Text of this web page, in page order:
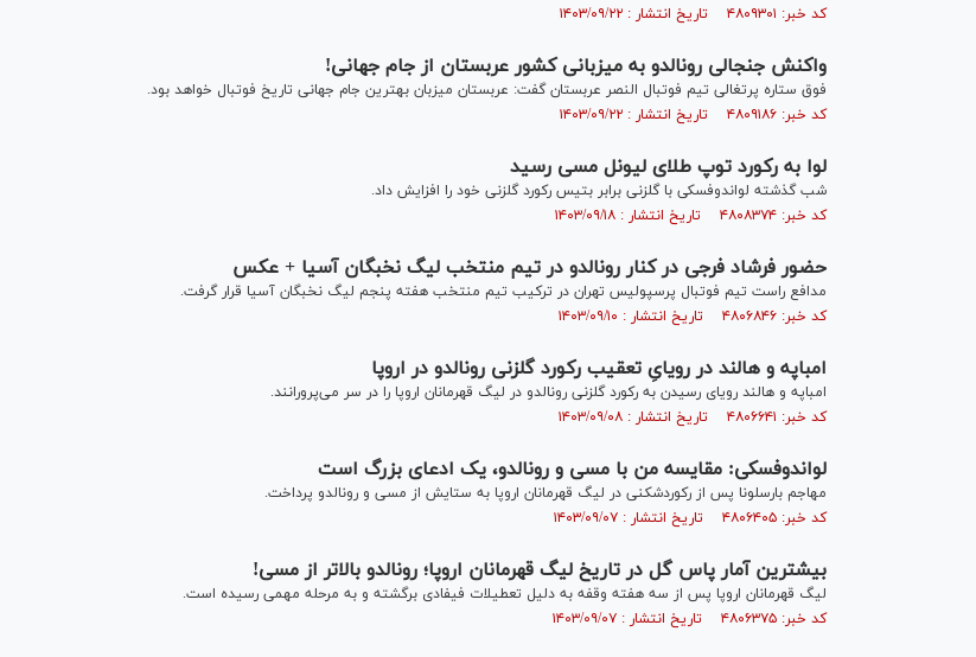
کد خبر: ۴۸۰۹۳۰۱ تاریخ انتشار : ۱۴۰۳/۰۹/۲۲
واکنش جنجالی رونالدو به میزبانی کشور عربستان از جام جهانی!
فوق ستاره پرتغالی تیم فوتبال النصر عربستان گفت: عربستان میزبان بهترین جام جهانی تاریخ فوتبال خواهد بود.
کد خبر: ۴۸۰۹۱۸۶ تاریخ انتشار : ۱۴۰۳/۰۹/۲۲
لوا به رکورد توپ طلای لیونل مسی رسید
شب گذشته لواندوفسکی با گلزنی برابر بتیس رکورد گلزنی خود را افزایش داد.
کد خبر: ۴۸۰۸۳۷۴ تاریخ انتشار : ۱۴۰۳/۰۹/۱۸
حضور فرشاد فرجی در کنار رونالدو در تیم منتخب لیگ نخبگان آسیا + عکس
مدافع راست تیم فوتبال پرسپولیس تهران در ترکیب تیم منتخب هفته پنجم لیگ نخبگان آسیا قرار گرفت.
کد خبر: ۴۸۰۶۸۴۶ تاریخ انتشار : ۱۴۰۳/۰۹/۱۰
امباپه و هالند در رویایِ تعقیب رکورد گلزنی رونالدو در اروپا
امباپه و هالند رویای رسیدن به رکورد گلزنی رونالدو در لیگ قهرمانان اروپا را در سر می‌پرورانند.
کد خبر: ۴۸۰۶۶۴۱ تاریخ انتشار : ۱۴۰۳/۰۹/۰۸
لواندوفسکی: مقایسه من با مسی و رونالدو، یک ادعای بزرگ است
مهاجم بارسلونا پس از رکوردشکنی در لیگ قهرمانان اروپا به ستایش از مسی و رونالدو پرداخت.
کد خبر: ۴۸۰۶۴۰۵ تاریخ انتشار : ۱۴۰۳/۰۹/۰۷
بیشترین آمار پاس گل در تاریخ لیگ قهرمانان اروپا؛ رونالدو بالاتر از مسی!
لیگ قهرمانان اروپا پس از سه هفته وقفه به دلیل تعطیلات فیفادی برگشته و به مرحله مهمی رسیده است.
کد خبر: ۴۸۰۶۳۷۵ تاریخ انتشار : ۱۴۰۳/۰۹/۰۷